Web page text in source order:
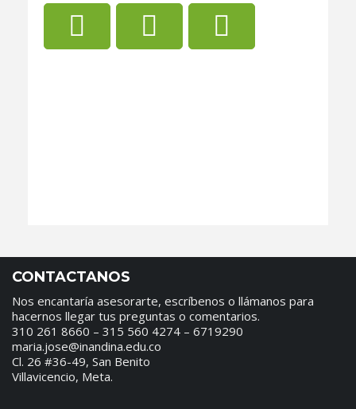
CONTACTANOS
Nos encantaría asesorarte, escríbenos o llámanos para
hacernos llegar tus preguntas o comentarios.
310 261 8660 – 315 560 4274 – 6719290
maria.jose@inandina.edu.co
Cl. 26 #36-49, San Benito
Villavicencio, Meta.